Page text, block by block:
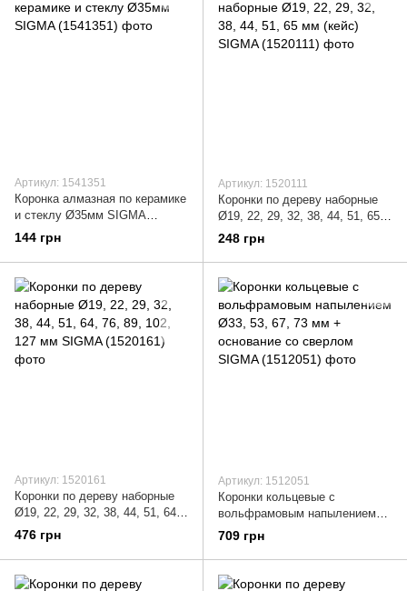
Артикул: 1541351
Коронка алмазная по керамике
и стеклу Ø35мм SIGMA
(1541351)
144 грн
Артикул: 1520111
Коронки по дереву наборные
Ø19, 22, 29, 32, 38, 44, 51, 65
мм (кейс) SIGMA (1520111)
248 грн
Артикул: 1520161
Коронки по дереву наборные
Ø19, 22, 29, 32, 38, 44, 51, 64,
76, 89, 102, 127 мм SIGMA
(1520161)
476 грн
Артикул: 1512051
Коронки кольцевые с
вольфрамовым напылением
Ø33, 53, 67, 73 мм + основание
со сверлом SIGMA (1512051)
709 грн